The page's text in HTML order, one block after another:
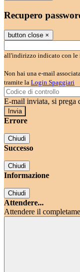
Recupero
button close ×
all'indirizzo indicato con le
Non hai una e-mail
tramite la Login Spaggiari
E-mail inviata, si prega
Errore
Chiudi
Successo
Chiudi
Informazione
Chiudi
Attendere...
Attendere il